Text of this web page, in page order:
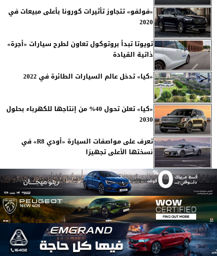
«فولفو» تتجاوز تأثيرات كورونا بأعلى مبيعات في
2020
تويوتا تبدأ بروتوكول تعاون لطرح سيارات «أجرة»
ذاتية القيادة
«كيا» تدخل عالم السيارات الطائرة في 2022
«كيا» تعلن تحول 40% من إنتاجها للكهرباء بحلول
2030
تعرف على مواصفات السيارة «أودي R8» في
نسختها الأعلى تجهيزا